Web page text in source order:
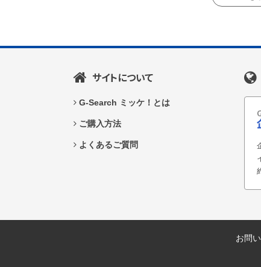
サイトについて
G-Search ミッケ！とは
ご購入方法
よくあるご質問
お問